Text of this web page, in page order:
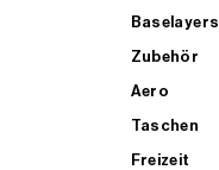
Baselayers
Zubehör
Aero
Taschen
Freizeit